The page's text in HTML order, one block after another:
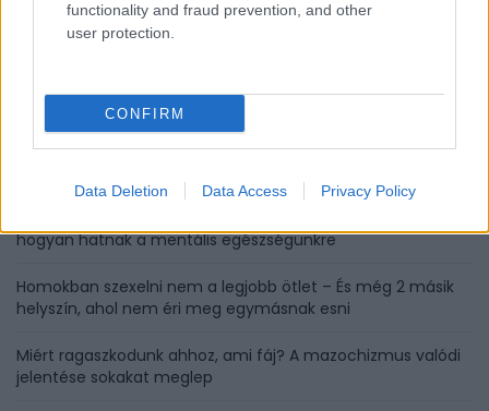
functionality and fraud prevention, and other
user protection.
CONFIRM
Data Deletion Data Access Privacy Policy
LEGUTÓBBI BEJEGYZÉSEK
nyers saláta fogyasztása
Rejtett porfogók a lakásban, amik miatt sűrűbben kell
hogyan hatnak a mentális egészségünkre
Homokban szexelni nem a legjobb ötlet – És még 2 másik
helyszín, ahol nem éri meg egymásnak esni
Miért ragaszkodunk ahhoz, ami fáj? A mazochizmus valódi
jelentése sokakat meglep